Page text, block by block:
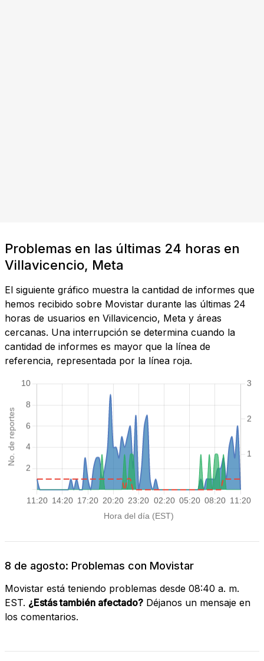
Problemas en las últimas 24 horas en
Villavicencio, Meta
El siguiente gráfico muestra la cantidad de informes que
hemos recibido sobre Movistar durante las últimas 24
horas de usuarios en Villavicencio, Meta y áreas
cercanas. Una interrupción se determina cuando la
cantidad de informes es mayor que la línea de
referencia, representada por la línea roja.
8 de agosto: Problemas con Movistar
Movistar está teniendo problemas desde 08:40 a. m.
EST. ¿Estás también afectado? Déjanos un mensaje en
los comentarios.